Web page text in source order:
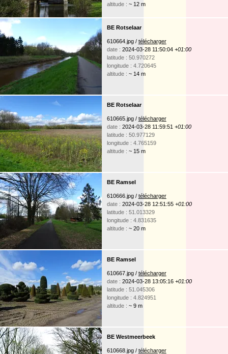
altitude : ~ 12 m
BE Rotselaar
610664.jpg / télécharger
date : 2024-03-28 11:50:04 +01:00
latitude : 50.970272
longitude : 4.720645
altitude : ~ 14 m
BE Rotselaar
610665.jpg / télécharger
date : 2024-03-28 11:59:51 +01:00
latitude : 50.977129
longitude : 4.765159
altitude : ~ 15 m
BE Ramsel
610666.jpg / télécharger
date : 2024-03-28 12:51:55 +01:00
latitude : 51.013329
longitude : 4.831635
altitude : ~ 20 m
BE Ramsel
610667.jpg / télécharger
date : 2024-03-28 13:05:16 +01:00
latitude : 51.045306
longitude : 4.824951
altitude : ~ 9 m
BE Westmeerbeek
610668.jpg / télécharger